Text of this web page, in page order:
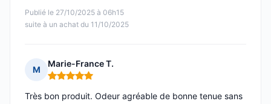
Publié le 27/10/2025 à 06h15
suite à un achat du 11/10/2025
M
Marie-France T.
Note : 5 sur 5
Très bon produit. Odeur agréable de bonne tenue sans